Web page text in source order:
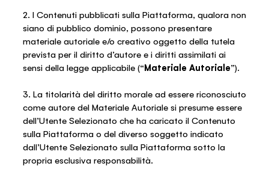
2. I Contenuti pubblicati sulla Piattaforma, qualora non
siano di pubblico dominio, possono presentare
materiale autoriale e/o creativo oggetto della tutela
prevista per il diritto d’autore e i diritti assimilati ai
sensi della legge applicabile (“Materiale Autoriale”).
3. La titolarità del diritto morale ad essere riconosciuto
come autore del Materiale Autoriale si presume essere
dell’Utente Selezionato che ha caricato il Contenuto
sulla Piattaforma o del diverso soggetto indicato
dall’Utente Selezionato sulla Piattaforma sotto la
propria esclusiva responsabilità.